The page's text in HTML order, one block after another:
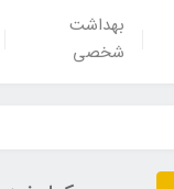
بهداشت
شخصی